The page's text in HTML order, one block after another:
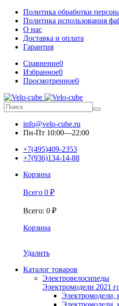
Политика обработки
Политика использования
О нас
Доставка и оплата
Гарантия
Сравнение0
Избранное0
Просмотренное0
info@velo-cube.ru
Пн-Пт 10:00—22:00
+7(495)409-2353
+7(936)134-14-88
Корзина
Всего 0 ₽
Всего: 0 ₽
Корзина
Удалить
Каталог товаров
Электровелосипеды
Электромодели 2021
Электромодели,
Электромодели,